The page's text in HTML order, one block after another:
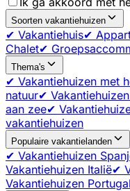
Soorten vakantiehuizen
✔ Vakantiehuis✔
Chalet✔
Thema's
✔ Vakantiehuizen met
natuur✔
aan zee✔
vakantiehuizen
Populaire vakantielanden
✔ Vakantiehuizen
Vakantiehuizen Italië✔
Vakantiehuizen Portugal